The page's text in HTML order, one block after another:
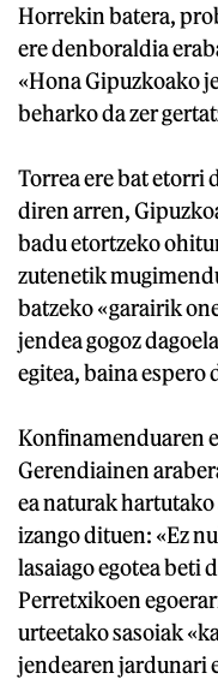
Horrekin batera,
ere denboraldia
«Hona Gipuzkoako
beharko da zer
Torrea ere bat etorri
diren arren,
badu etortzeko
zutenetik
batzeko «garairik
jendea gogoz
egitea, baina espero
Konfinamenduaren
Gerendiainen
ea naturak
izango dituen: «Ez
lasaiago egotea beti
Perretxikoen
urteetako sasoiak
jendearen jardunari